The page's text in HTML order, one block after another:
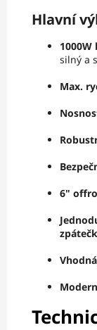
Hlavní
silný a
Max.
6"